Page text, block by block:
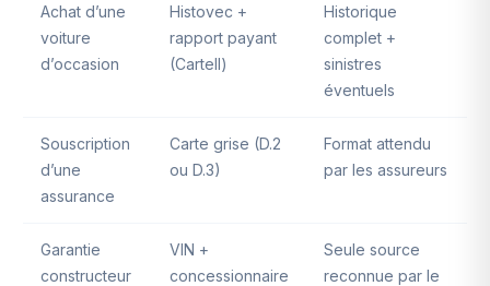
Achat d’une
voiture
d’occasion
Histovec +
rapport payant
(Cartell)
Historique
complet +
sinistres
éventuels
Souscription
d’une
assurance
Carte grise (D.2
ou D.3)
Format attendu
par les assureurs
Garantie
constructeur
VIN +
concessionnaire
Seule source
reconnue par le